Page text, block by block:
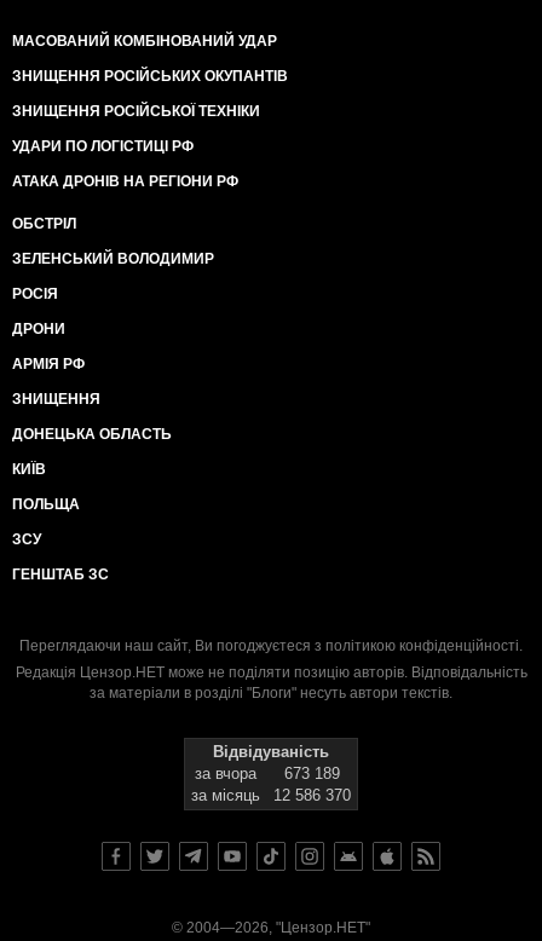
МАСОВАНИЙ КОМБІНОВАНИЙ УДАР
ЗНИЩЕННЯ РОСІЙСЬКИХ ОКУПАНТІВ
ЗНИЩЕННЯ РОСІЙСЬКОЇ ТЕХНІКИ
УДАРИ ПО ЛОГІСТИЦІ РФ
АТАКА ДРОНІВ НА РЕГІОНИ РФ
ОБСТРІЛ
ЗЕЛЕНСЬКИЙ ВОЛОДИМИР
РОСІЯ
ДРОНИ
АРМІЯ РФ
ЗНИЩЕННЯ
ДОНЕЦЬКА ОБЛАСТЬ
КИЇВ
ПОЛЬЩА
ЗСУ
ГЕНШТАБ ЗС
Переглядаючи наш сайт, Ви погоджуєтеся з політикою конфіденційності.
Редакція Цензор.НЕТ може не поділяти позицію авторів. Відповідальність
за матеріали в розділі "Блоги" несуть автори текстів.
Відвідуваність
за вчора
673 189
за місяць
12 586 370
© 2004—2026, "Цензор.НЕТ"